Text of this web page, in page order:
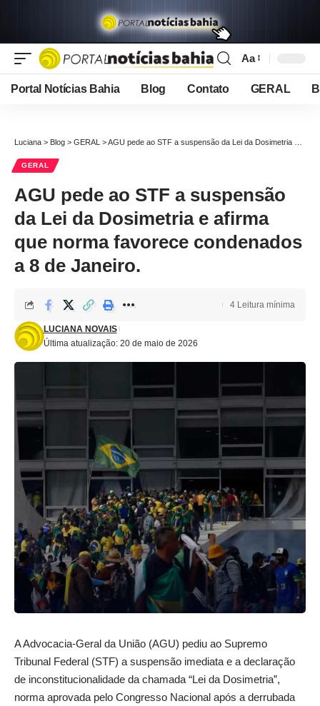
Font
Resizer
Aa
Portal Notícias Bahia Blog Contato GERAL
Luciana > Blog > GERAL >AGU pede ao STF a suspensão da Lei da Dosimetria e afirma que norma favorece condenados a 8 de Janeiro.
GERAL
AGU pede ao STF a suspensão
da Lei da Dosimetria e afirma
que norma favorece condenados
a 8 de Janeiro.
Última atualização: 20 de maio de 2026
LUCIANA NOVAIS
4 Leitura mínima
A Advocacia-Geral da União (AGU) pediu ao Supremo
Tribunal Federal (STF) a suspensão imediata e a declaração
de inconstitucionalidade da chamada “Lei da Dosimetria”,
norma aprovada pelo Congresso Nacional após a derrubada